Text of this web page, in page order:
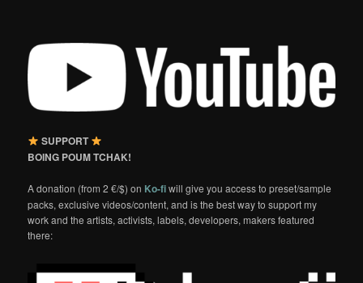
SUPPORT
BOING POUM TCHAK!
A donation (from 2 €/$) on Ko-fiwill give you access to preset/sample
packs, exclusive videos/content, and is the best way to support my
work and the artists, activists, labels, developers, makers featured
there: